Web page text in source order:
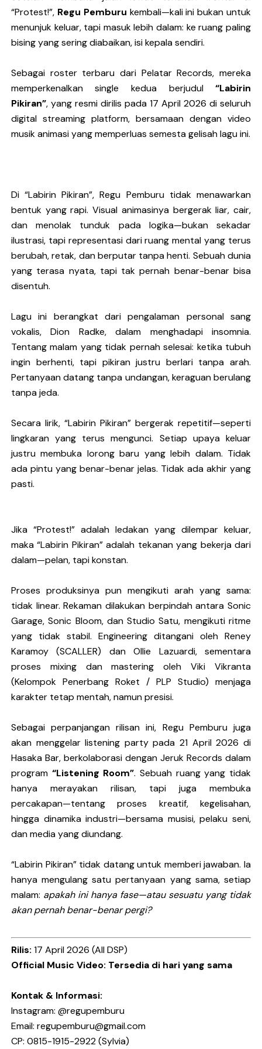
Ratih Putria Hadirkan Pelukan Hangat Lewat Single
Tiga Dekade Brutalitas: Vomepotro Bangkit Kembali
DESERVE Lepaskan Amarah dan Kritik Sosial Lewat
Georgia Querer Menyimpan Memori yang Tak Mau
TIGATITIK Buka Perjalanan dengan “Kau Yang
“Protest!”, Regu Pemburu kembali—kali ini bukan untuk
menunjuk keluar, tapi masuk lebih dalam: ke ruang paling
bising yang sering diabaikan, isi kepala sendiri.
Sebagai roster terbaru dari Pelatar Records, mereka
memperkenalkan single kedua berjudul“Labirin
Pikiran”, yang resmi dirilis pada 17 April 2026 di seluruh
digital streaming platform, bersamaan dengan video
musik animasi yang memperluas semesta gelisah lagu ini.
Di “Labirin Pikiran”, Regu Pemburu tidak menawarkan
bentuk yang rapi. Visual animasinya bergerak liar, cair,
dan menolak tunduk pada logika—bukan sekadar
ilustrasi, tapi representasi dari ruang mental yang terus
berubah, retak, dan berputar tanpa henti. Sebuah dunia
yang terasa nyata, tapi tak pernah benar-benar bisa
disentuh.
Lagu ini berangkat dari pengalaman personal sang
vokalis,Dion Radke, dalam menghadapiinsomnia.
Tentang malam yang tidak pernah selesai: ketika tubuh
ingin berhenti, tapi pikiran justru berlari tanpa arah.
Pertanyaan datang tanpa undangan, keraguan berulang
tanpa jeda.
Secara lirik, “Labirin Pikiran” bergerak repetitif—seperti
lingkaran yang terus mengunci. Setiap upaya keluar
justru membuka lorong baru yang lebih dalam. Tidak
ada pintu yang benar-benar jelas. Tidak ada akhir yang
pasti.
Jika “Protest!” adalah ledakan yang dilempar keluar,
maka “Labirin Pikiran” adalah tekanan yang bekerja dari
dalam—pelan, tapi konstan.
Proses produksinya pun mengikuti arah yang sama:
tidak linear. Rekaman dilakukan berpindah antara Sonic
Garage, Sonic Bloom, dan Studio Satu, mengikuti ritme
yang tidak stabil. Engineering ditangani olehReney
Karamoy(SCALLER) dan Ollie Lazuardi, sementara
proses mixing dan mastering oleh Viki Vikranta
(Kelompok Penerbang Roket / PLP Studio) menjaga
karakter tetap mentah, namun presisi.
Sebagai perpanjangan rilisan ini, Regu Pemburu juga
akan menggelar listening party pada 21 April 2026 di
Hasaka Bar, berkolaborasi denganJeruk Records dalam
program “Listening Room”. Sebuah ruang yang tidak
hanya merayakan rilisan, tapi juga membuka
percakapan—tentang proses kreatif, kegelisahan,
hingga dinamika industri—bersama musisi, pelaku seni,
dan media yang diundang.
“Labirin Pikiran” tidak datang untuk memberi jawaban. Ia
hanya mengulang satu pertanyaan yang sama, setiap
malam: apakah ini hanya fase—atau sesuatu yang tidak
akan pernah benar-benar pergi?
Rilis: 17 April 2026 (All DSP)
Official Music Video: Tersedia di hari yang sama
Kontak & Informasi:
Instagram: @regupemburu
Email: regupemburu@gmail.com
CP: 0815-1915-2922 (Sylvia)